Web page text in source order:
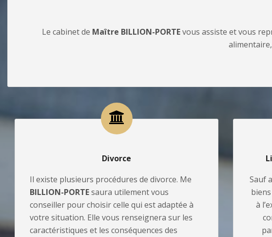
Le cabinet de Maître BILLION-PORTEvous assiste et vous
Divorce
Il existe plusieurs procédures de divorce. Me
BILLION-PORTEsaura utilement vous
conseiller pour choisir celle qui est adaptée à
votre situation. Elle vous renseignera sur les
caractéristiques et les conséquences des
Sauf
à